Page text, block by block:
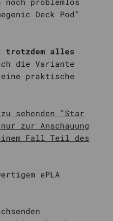
Deck Pod"
trotzdem alles
die Variante
praktische
sehenden "Star
zur Anschauung
Fall Teil des
ePLA